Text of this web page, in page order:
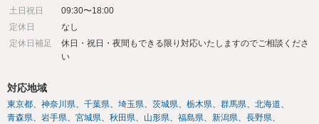
土日祝日
09:30〜18:00
定休日
なし
定休日補足
休日・祝日・夜間もできる限り対応いたしますのでご相談くださ
い
対応地域
東京都 神奈川県 千葉県 埼玉県 茨城県 栃木県 群馬県
北海道
青森県
岩手県 宮城県 秋田県 山形県 福島県 新潟県
長野県